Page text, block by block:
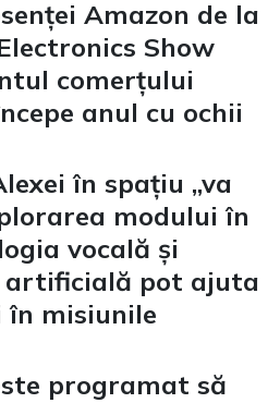
Amazon de la
Show
comerțului
anul cu ochii
în spațiu „va
modului în
vocală și
artificială pot ajuta
misiunile
programat să